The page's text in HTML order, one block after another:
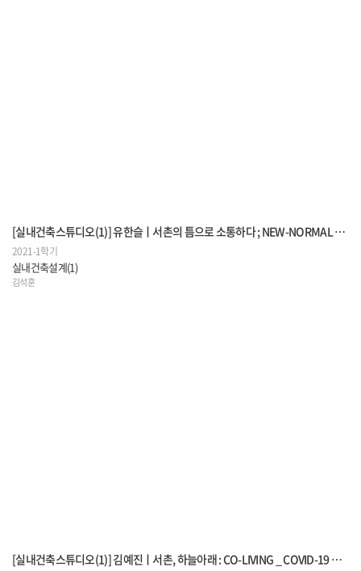
[실내건축스튜디오(1)] 유한슬ㅣ서촌의 틈으로 소통하다 ; NEW-NORMAL 시대 CO-LIVING HOUSE
2021-1학기
실내건축설계(1)
김석훈
[실내건축스튜디오(1)] 김예진ㅣ서촌, 하늘아래 : CO-LIVING _ COVID-19 CO-LIVING HOUSE